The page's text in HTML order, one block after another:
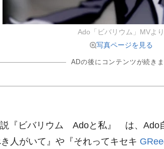
Ado「ビバリウム」MVより
写真ページを見る
ADの後にコンテンツが続き
『ビバリウム Adoと私』 は、Ado自
き人がいて』や『それってキセキ